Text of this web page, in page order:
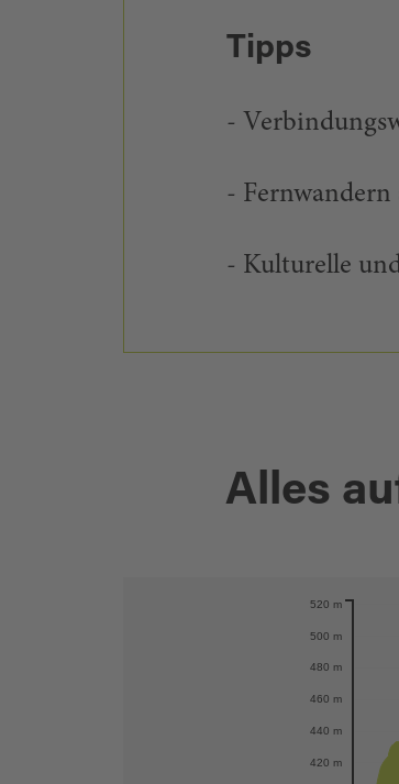
Tipps
-
- Fernwandern
- Kulturelle
Alles
420 m
440 m
460 m
480 m
500 m
520 m